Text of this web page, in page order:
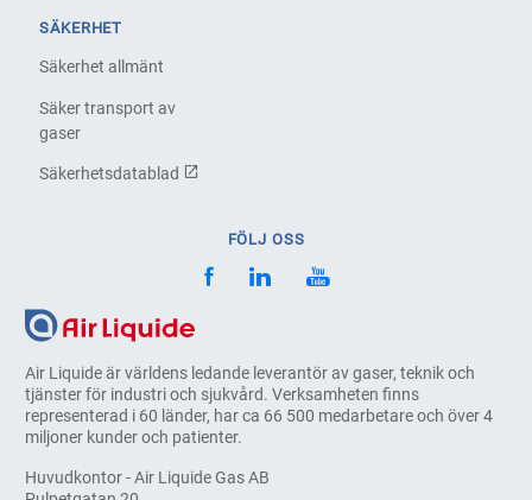
Air Liquide är världens ledande leverantör av gaser, teknik och
tjänster för industri och sjukvård. Verksamheten finns
representerad i 60 länder, har ca 66 500 medarbetare och över 4
miljoner kunder och patienter.
Huvudkontor - Air Liquide Gas AB
SÄKERHET
Säkerhet allmänt
Säker transport av
gaser
Säkerhetsdatablad
FÖLJ OSS